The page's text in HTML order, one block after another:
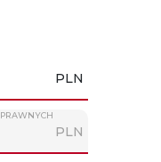
PLN
PLN